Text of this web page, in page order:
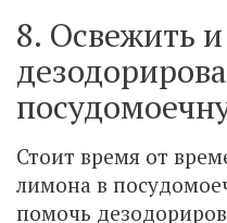
8. Освежить и
Стоит время от
лимона в
помочь